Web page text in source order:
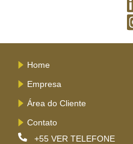
Home
Empresa
Área do Cliente
Contato
+55 VER TELEFONE